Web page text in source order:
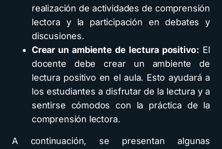
realización de actividades de comprensión
lectora y la participación en debates y
discusiones.
Crear un ambiente de lectura positivo: El
docente debe crear un ambiente de
lectura positivo en el aula. Esto ayudará a
los estudiantes a disfrutar de la lectura y a
sentirse cómodos con la práctica de la
comprensión lectora.
A continuación, se presentan algunas